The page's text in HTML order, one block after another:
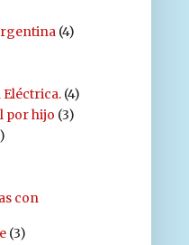
(4)
(4)
por hijo (3)
con
(3)